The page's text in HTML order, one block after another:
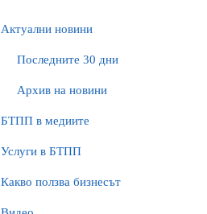
Актуални новини
Последните 30 дни
Архив на новини
БTПП в медиите
Услуги в БТПП
Какво ползва бизнесът